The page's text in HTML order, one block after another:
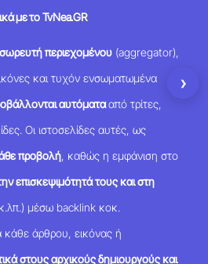
με το TvNea.GR
περιεχομένου (aggregator),
και τυχόν ενσωματωμένα
αυτόματααπό τρίτες,
Οι ιστοσελίδες αυτές, ως
προβολή , καθώς η εμφάνιση στο
επισκεψιμότητά τους και στη
μέσω backlink κοκ.
κάθε άρθρου, εικόνας ή
στους αρχικούς δημιουργούς και
›